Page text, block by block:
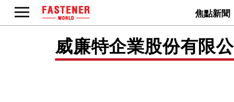
焦點新聞
威廉特企業股份有限